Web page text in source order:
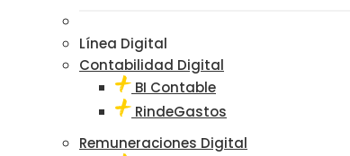
Línea Digital
Contabilidad Digital
BI Contable
RindeGastos
Remuneraciones Digital